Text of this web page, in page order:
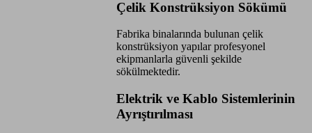
Çelik Konstrüksiyon Sökümü
Fabrika binalarında bulunan çelik
konstrüksiyon yapılar profesyonel
ekipmanlarla güvenli şekilde
sökülmektedir.
Elektrik ve Kablo Sistemlerinin
Ayrıştırılması